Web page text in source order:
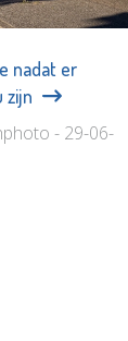
nadat er
zijn
- 29-06-